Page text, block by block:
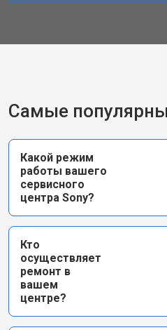
Самые
Какой режим
работы вашего
сервисного
центра Sony?
Кто
осуществляет
ремонт в
вашем
центре?